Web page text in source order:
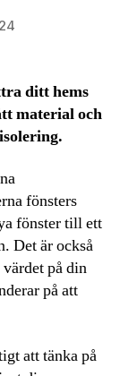
ditt hems
material och
fönsters
fönster till ett
Det är också
på din
på att
att tänka på